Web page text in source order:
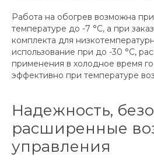
Работа на обогрев возможна
температуре до -7 °С, а при
комплекта для
использование при до -30 °С,
применения в холодное время
эффективно при температуре
Надежность,
расширенные
управления